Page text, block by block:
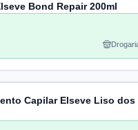
Bond Repair 200ml
Capilar Elseve Liso